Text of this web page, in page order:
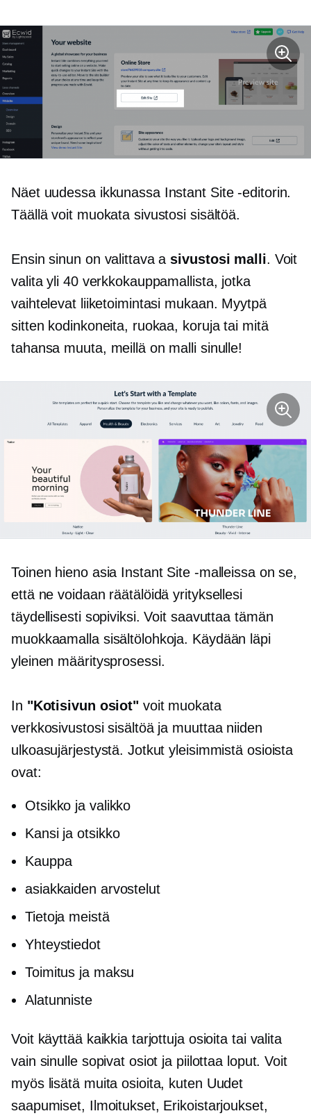
Näet uudessa ikkunassa Instant Site -editorin.
Täällä voit muokata sivustosi sisältöä.
Ensin sinun on valittava asivustosi malli. Voit
valita yli 40 verkkokauppamallista, jotka
vaihtelevat liiketoimintasi mukaan. Myytpä
sitten kodinkoneita, ruokaa, koruja tai mitä
tahansa muuta, meillä on malli sinulle!
Toinen hieno asia Instant Site -malleissa on se,
että ne voidaan räätälöidä yrityksellesi
täydellisesti sopiviksi. Voit saavuttaa tämän
muokkaamalla sisältölohkoja. Käydään läpi
yleinen määritysprosessi.
In "Kotisivun osiot" voit muokata
verkkosivustosi sisältöä ja muuttaa niiden
ulkoasujärjestystä. Jotkut yleisimmistä osioista
ovat:
Otsikko ja valikko
Kansi ja otsikko
Kauppa
asiakkaiden arvostelut
Tietoja meistä
Yhteystiedot
Toimitus ja maksu
Alatunniste
Voit käyttää kaikkia tarjottuja osioita tai valita
vain sinulle sopivat osiot ja piilottaa loput. Voit
myös lisätä muita osioita, kuten Uudet
saapumiset, Ilmoitukset, Erikoistarjoukset,